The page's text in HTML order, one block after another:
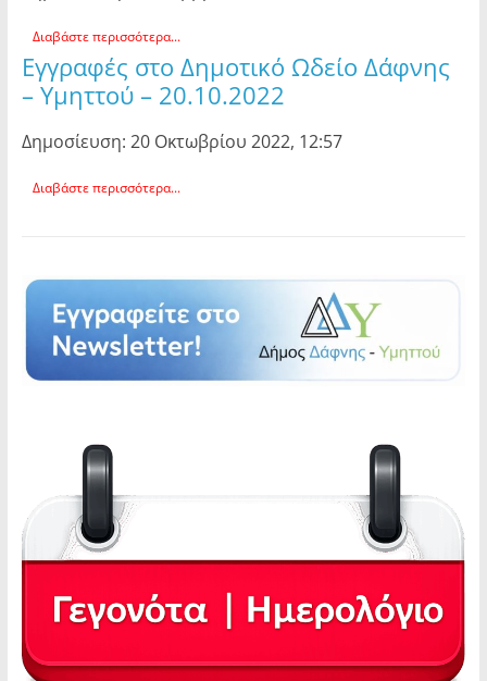
Διαβάστε περισσότερα...
Εγγραφές στο Δημοτικό Ωδείο Δάφνης
– Υμηττού – 20.10.2022
Δημοσίευση: 20 Οκτωβρίου 2022, 12:57
Διαβάστε περισσότερα...